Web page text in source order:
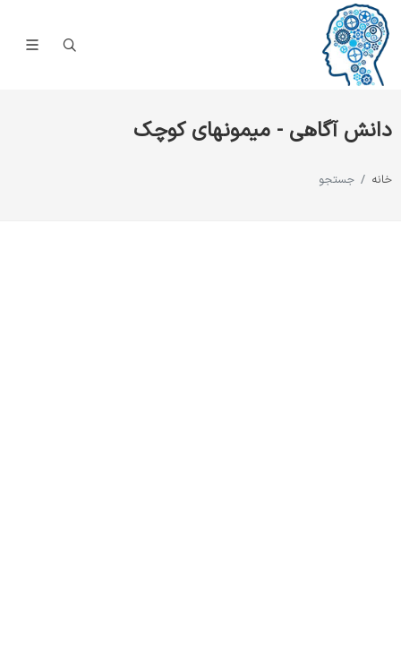
دانش آگاهی - میمونهای کوچک
خانه جستجو